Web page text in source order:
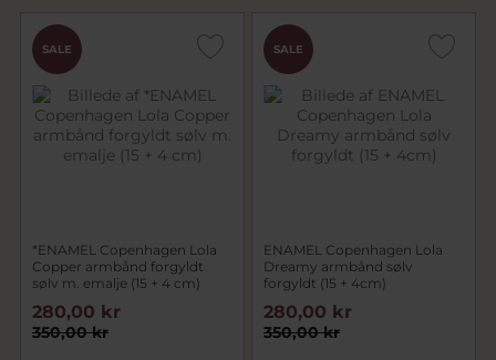
SALE
*ENAMEL Copenhagen Lola
Copper armbånd forgyldt
sølv m. emalje (15 + 4 cm)
350,00 kr
280,00 kr
SALE
ENAMEL Copenhagen Lola
Dreamy armbånd sølv
forgyldt (15 + 4cm)
350,00 kr
280,00 kr